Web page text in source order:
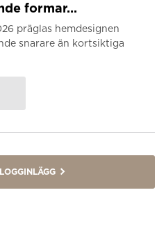
formar...
präglas hemdesignen
snarare än kortsiktiga